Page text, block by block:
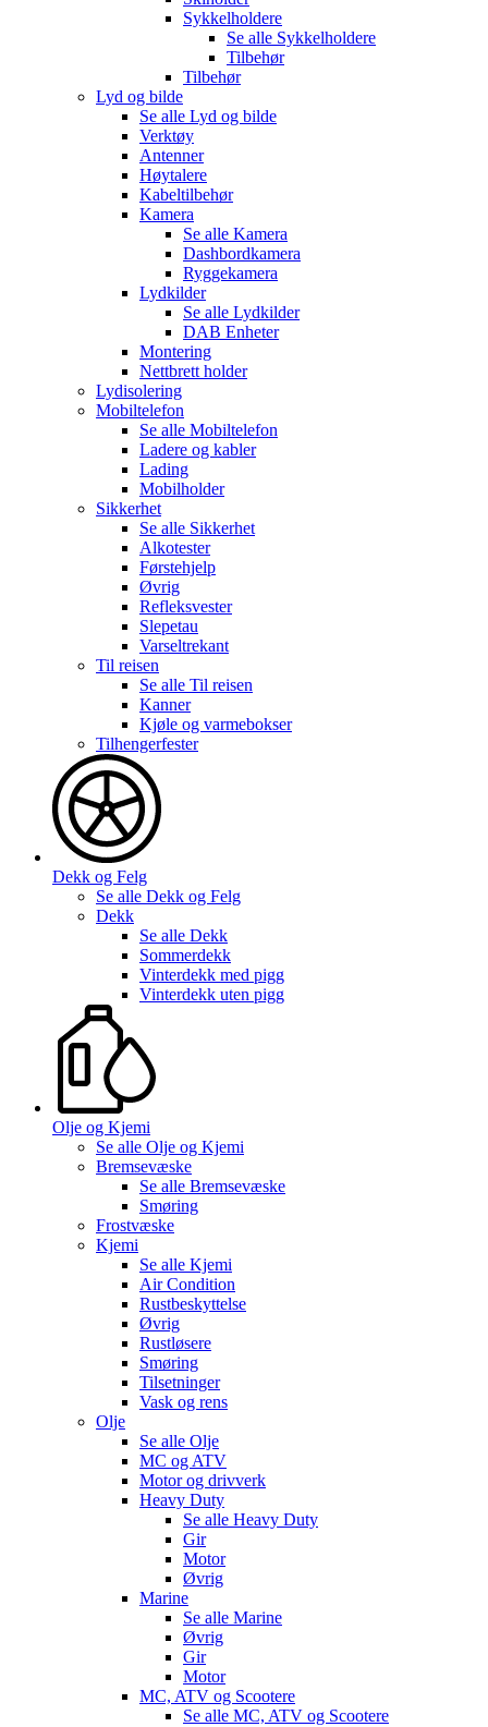
Sykkelholdere
Se alle Sykkelholdere
Tilbehør
Tilbehør
Lyd og bilde
Se alle Lyd og bilde
Verktøy
Antenner
Høytalere
Kabeltilbehør
Kamera
Se alle Kamera
Dashbordkamera
Ryggekamera
Lydkilder
Se alle Lydkilder
DAB Enheter
Montering
Nettbrett holder
Lydisolering
Mobiltelefon
Se alle Mobiltelefon
Ladere og kabler
Lading
Mobilholder
Sikkerhet
Se alle Sikkerhet
Alkotester
Førstehjelp
Øvrig
Refleksvester
Slepetau
Varseltrekant
Til reisen
Se alle Til reisen
Kanner
Kjøle og varmebokser
Tilhengerfester
Dekk og Felg
Se alle Dekk og Felg
Dekk
Se alle Dekk
Sommerdekk
Vinterdekk med pigg
Vinterdekk uten pigg
Olje og Kjemi
Se alle Olje og Kjemi
Bremsevæske
Se alle Bremsevæske
Smøring
Frostvæske
Kjemi
Se alle Kjemi
Air Condition
Rustbeskyttelse
Øvrig
Rustløsere
Smøring
Tilsetninger
Vask og rens
Olje
Se alle Olje
MC og ATV
Motor og drivverk
Heavy Duty
Se alle Heavy Duty
Gir
Motor
Øvrig
Marine
Se alle Marine
Øvrig
Gir
Motor
MC, ATV og Scootere
Se alle MC, ATV og Scootere